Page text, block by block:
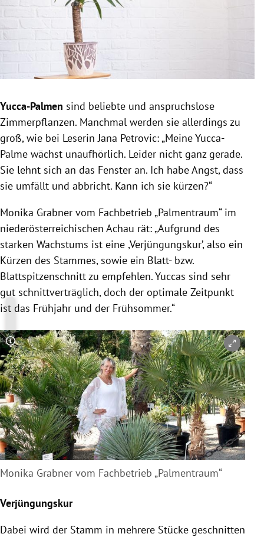
Untermenü
Untermenü
Untermenü
Untermenü
Yucca-Palmen sind beliebte und anspruchslose
Zimmerpflanzen. Manchmal werden sie allerdings zu
groß, wie bei Leserin Jana Petrovic: „Meine Yucca-
Palme wächst unaufhörlich. Leider nicht ganz gerade.
Sie lehnt sich an das Fenster an. Ich habe Angst, dass
sie umfällt und abbricht. Kann ich sie kürzen?“
Monika Grabner vom Fachbetrieb „Palmentraum“ im
niederösterreichischen Achau rät: „Aufgrund des
starken Wachstums ist eine ,Verjüngungskur’, also ein
Kürzen des Stammes, sowie ein Blatt- bzw.
Blattspitzenschnitt zu empfehlen. Yuccas sind sehr
gut schnittverträglich, doch der optimale Zeitpunkt
ist das Frühjahr und der Frühsommer.“
Copyright-Hinweis öffnen/schließen
Monika Grabner vom Fachbetrieb „Palmentraum“
Verjüngungskur
Dabei wird der Stamm in mehrere Stücke geschnitten